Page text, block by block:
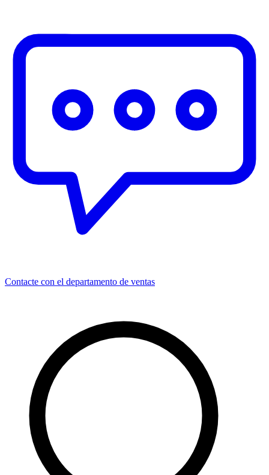
Contacte con el departamento de ventas